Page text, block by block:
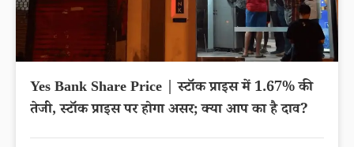
Yes Bank Share Price | स्टॉक प्राइस में 1.67% की
तेजी, स्टॉक प्राइस पर होगा असर; क्या आप का है दाव?